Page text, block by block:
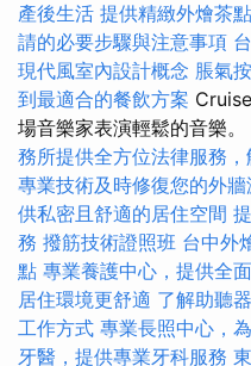
產後生活 提供精緻外燴茶
請的必要步驟與注意事項
現代風室內設計概念 脹氣
到最適合的餐飲方案
場音樂家表演輕鬆的音樂。
務所提供全方位法律服務
專業技術及時修復您的外牆
供私密且舒適的居住空間
務 撥筋技術證照班 台中外
點 專業養護中心，提供全
居住環境更舒適 了解助聽
工作方式 專業長照中心，
牙醫，提供專業牙科服務